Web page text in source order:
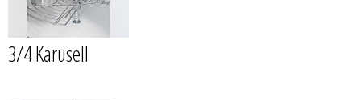
3/4 Karusell